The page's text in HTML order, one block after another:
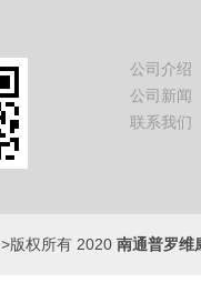
公司介绍
公司新闻
联系我们
>版权所有 2020 南通普罗维